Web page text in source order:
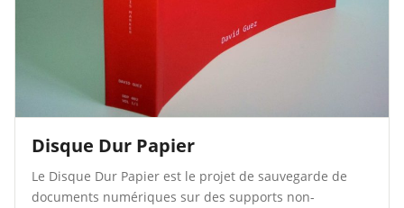
Disque Dur Papier
Le Disque Dur Papier est le projet de sauvegarde de
documents numériques sur des supports non-